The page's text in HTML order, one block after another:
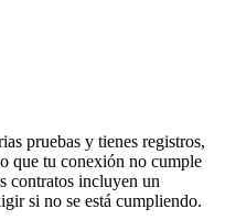
pruebas y tienes registros,
que tu conexión no cumple
contratos incluyen un
si no se está cumpliendo.